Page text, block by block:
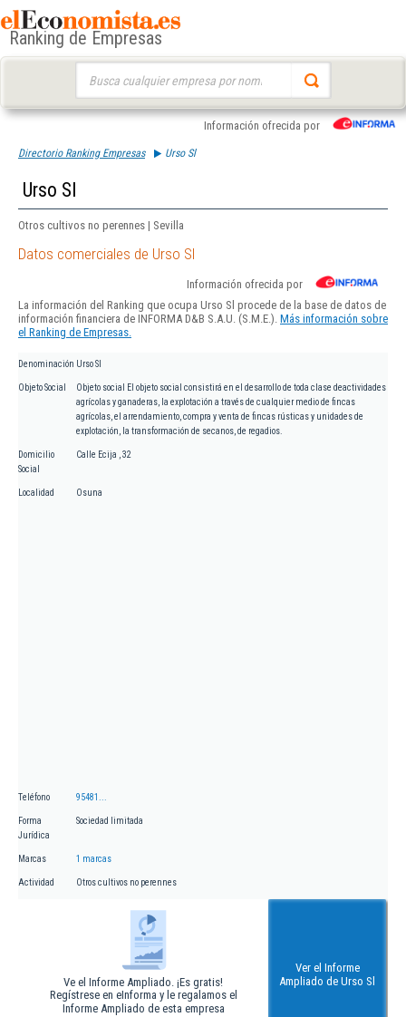
Ranking de Empresas
Información ofrecida por
Directorio Ranking Empresas Urso Sl
Urso Sl
Otros cultivos no perennes | Sevilla
Datos comerciales de Urso Sl
Información ofrecida por
La información del Ranking que ocupa Urso Sl procede de la base de datos de
información financiera de INFORMA D&B S.A.U. (S.M.E.). Más información sobre
el Ranking de Empresas.
Denominación Urso Sl
Objeto Social
Objeto social El objeto social consistirá en el desarrollo de toda clase deactividades
agrícolas y ganaderas, la explotación a través de cualquier medio de fincas
agrícolas, el arrendamiento, compra y venta de fincas rústicas y unidades de
explotación, la transformación de secanos, de regadios.
Domicilio
Social
Calle Ecija , 32
Localidad Osuna
Teléfono 95481...
Forma
Jurídica
Sociedad limitada
Marcas 1 marcas
Actividad Otros cultivos no perennes
Ve el Informe Ampliado. ¡Es gratis!
Regístrese en eInforma y le regalamos el
Informe Ampliado de esta empresa
Ver el Informe
Ampliado de Urso Sl